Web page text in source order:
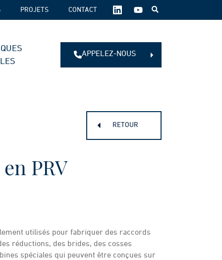
PROJETS CONTACT
SUIVEZ-
NOUS
APPELEZ-NOUS
RETOUR
PRV
utilisés pour fabriquer des raccords
réductions, des brides, des cosses
spéciales qui peuvent être conçues sur